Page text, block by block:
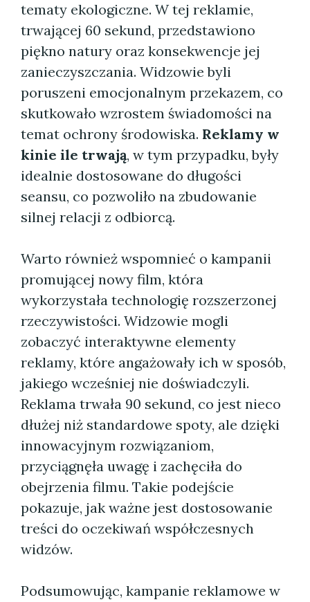
tematy ekologiczne. W tej reklamie,
trwającej 60 sekund, przedstawiono
piękno natury oraz konsekwencje jej
zanieczyszczania. Widzowie byli
poruszeni emocjonalnym przekazem, co
skutkowało wzrostem świadomości na
temat ochrony środowiska. Reklamy w
kinie ile trwają, w tym przypadku, były
idealnie dostosowane do długości
seansu, co pozwoliło na zbudowanie
silnej relacji z odbiorcą.
Warto również wspomnieć o kampanii
promującej nowy film, która
wykorzystała technologię rozszerzonej
rzeczywistości. Widzowie mogli
zobaczyć interaktywne elementy
reklamy, które angażowały ich w sposób,
jakiego wcześniej nie doświadczyli.
Reklama trwała 90 sekund, co jest nieco
dłużej niż standardowe spoty, ale dzięki
innowacyjnym rozwiązaniom,
przyciągnęła uwagę i zachęciła do
obejrzenia filmu. Takie podejście
pokazuje, jak ważne jest dostosowanie
treści do oczekiwań współczesnych
widzów.
Podsumowując, kampanie reklamowe w